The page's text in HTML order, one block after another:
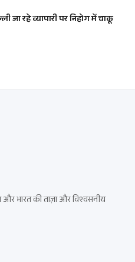
जा रहे व्यापारी पर निहोग में चाकू
भारत की ताज़ा और विश्वसनीय